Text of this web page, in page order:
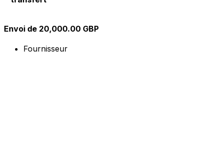
Envoi de 20,000.00 GBP
Fournisseur